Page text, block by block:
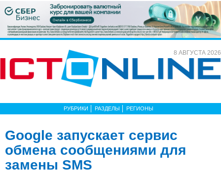
8 АВГУСТА 2026
РУБРИКИ РАЗДЕЛЫ РЕГИОНЫ
Google запускает сервис
обмена сообщениями для
замены SMS